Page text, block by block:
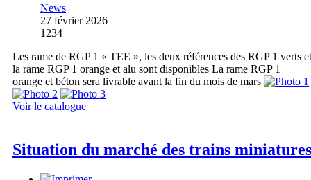
News
27 février 2026
1234
Les rame de RGP 1 « TEE », les deux références des RGP 1 verts et
la rame RGP 1 orange et alu sont disponibles La rame RGP 1
orange et béton sera livrable avant la fin du mois de mars
Voir le catalogue
Situation du marché des trains miniatures